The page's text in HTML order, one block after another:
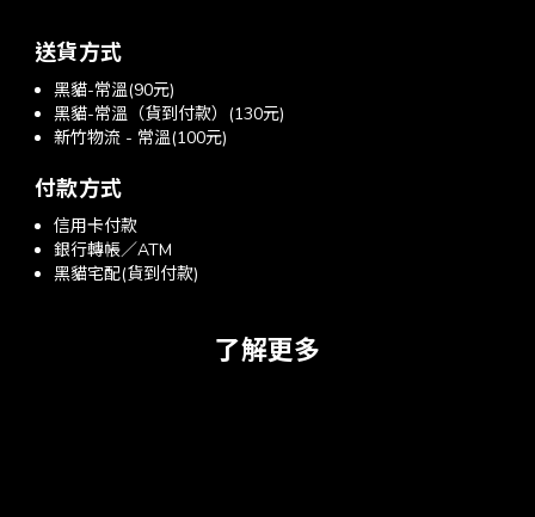
送貨方式
黑貓-常溫(90元)
黑貓-常溫（貨到付款）(130元)
新竹物流 - 常溫(100元)
付款方式
信用卡付款
銀行轉帳／ATM
黑貓宅配(貨到付款)
了解更多